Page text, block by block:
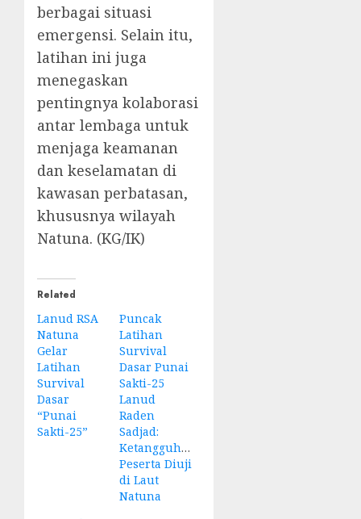
berbagai situasi
emergensi. Selain itu,
latihan ini juga
menegaskan
pentingnya kolaborasi
antar lembaga untuk
menjaga keamanan
dan keselamatan di
kawasan perbatasan,
khususnya wilayah
Natuna. (KG/IK)
Related
Lanud RSA
Natuna
Gelar
Latihan
Survival
Dasar
“Punai
Sakti-25”
Puncak
Latihan
Survival
Dasar Punai
Sakti-25
Lanud
Raden
Sadjad:
Ketangguhan
Peserta Diuji
di Laut
Natuna